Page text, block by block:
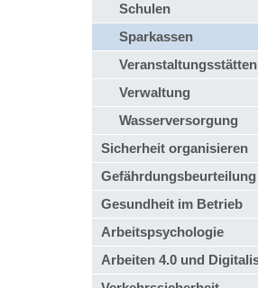
Schulen
Sparkassen
Veranstaltungsstätten
Verwaltung
Wasserversorgung
Sicherheit organisieren
Gefährdungsbeurteilung
Gesundheit im Betrieb
Arbeitspsychologie
Arbeiten 4.0 und